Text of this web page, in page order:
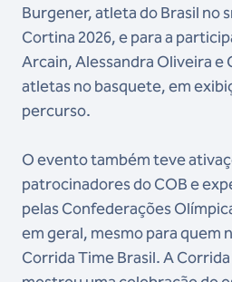
Burgener, atleta do Brasil no
Cortina 2026, e para a
Arcain, Alessandra Oliveira e
atletas no basquete, em
percurso.
O evento também teve
patrocinadores do COB e
pelas Confederações
em geral, mesmo para quem
Corrida Time Brasil. A